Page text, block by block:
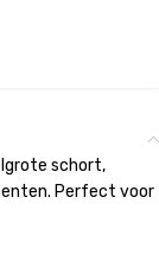
schort,
Perfect voor